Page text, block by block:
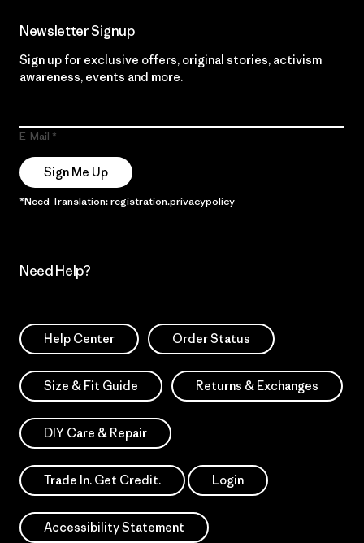
Newsletter Signup
Sign up for exclusive offers, original stories, activism
awareness, events and more.
E-Mail
Sign Me Up
*Need Translation: registration.privacypolicy
Need Help?
Help Center Order Status
Size & Fit Guide Returns & Exchanges
DIY Care & Repair
Trade In. Get Credit. Login
Accessibility Statement